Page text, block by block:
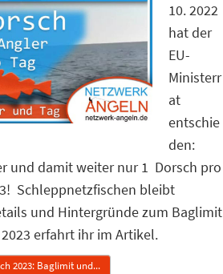
10. 2022
hat der
EU-
Ministerr
at
entschie
den:
und damit weiter nur 1 Dorsch pro
Schleppnetzfischen bleibt
und Hintergründe zum Baglimit
erfahrt ihr im Artikel.
2023: Baglimit und...